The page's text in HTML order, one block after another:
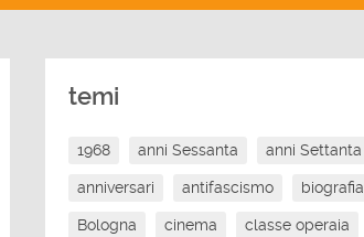
temi
1968 anni Sessanta anni Settanta
anniversari antifascismo biografia
Bologna cinema classe operaia